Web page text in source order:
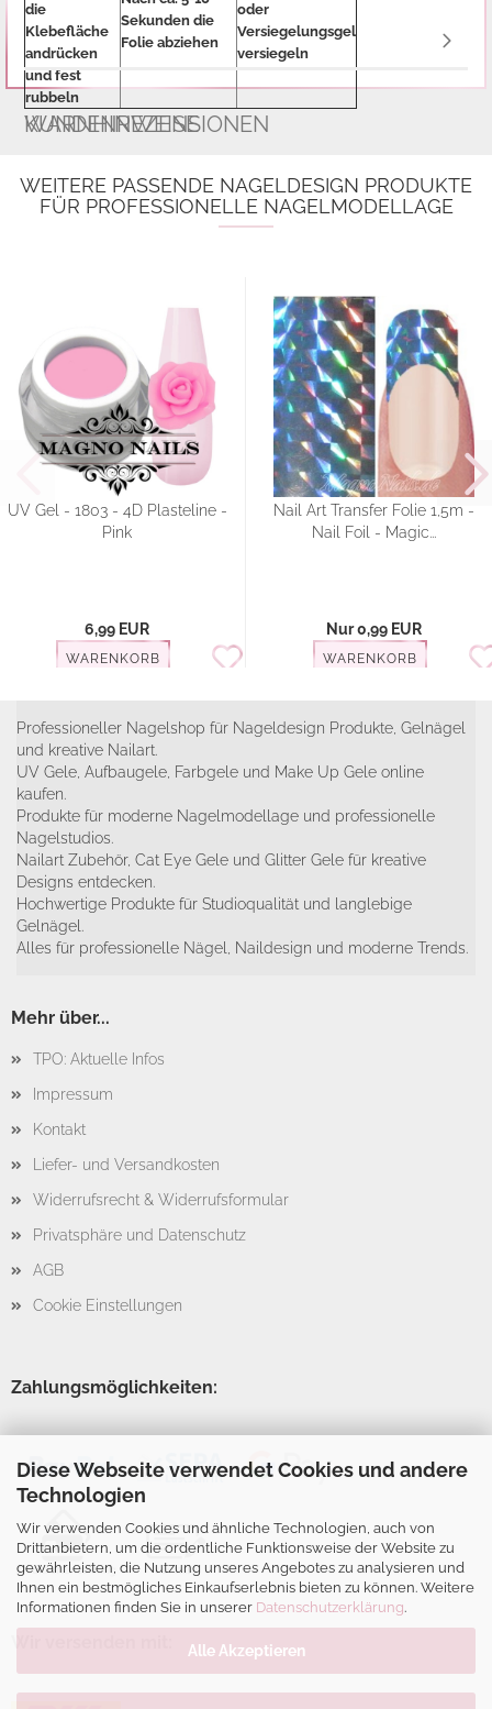
Diese Webseite verwendet Cookies und andere
Technologien
Wir verwenden Cookies und ähnliche Technologien, auch von
Drittanbietern, um die ordentliche Funktionsweise der Website zu
gewährleisten, die Nutzung unseres Angebotes zu analysieren und
Ihnen ein bestmögliches Einkaufserlebnis bieten zu können. Weitere
Informationen finden Sie in unserer Datenschutzerklärung.
Alle Akzeptieren
die
Klebefläche
andrücken
und fest
rubbeln
Sekunden die
Folie abziehen
oder
Versiegelungsgel
versiegeln
WARNHINWEISE
KUNDENREZENSIONEN
WEITERE PASSENDE NAGELDESIGN PRODUKTE
FÜR PROFESSIONELLE NAGELMODELLAGE
UV Gel - 1803 - 4D Plasteline -
Pink
6,99 EUR
WARENKORB
Nail Art Transfer Folie 1,5m -
Nail Foil - Magic...
Nur 0,99 EUR
WARENKORB
Professioneller Nagelshop für Nageldesign Produkte, Gelnägel
und kreative Nailart.
UV Gele, Aufbaugele, Farbgele und Make Up Gele online
kaufen.
Produkte für moderne Nagelmodellage und professionelle
Nagelstudios.
Nailart Zubehör, Cat Eye Gele und Glitter Gele für kreative
Designs entdecken.
Hochwertige Produkte für Studioqualität und langlebige
Gelnägel.
Alles für professionelle Nägel, Naildesign und moderne Trends.
Mehr über...
TPO: Aktuelle Infos
Impressum
Kontakt
Liefer- und Versandkosten
Widerrufsrecht & Widerrufsformular
Privatsphäre und Datenschutz
AGB
Cookie Einstellungen
Zahlungsmöglichkeiten: